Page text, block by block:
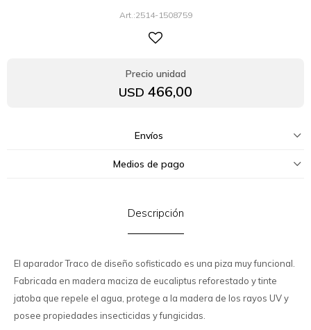
2514-1508759
USD 466,00
Envíos
Medios de pago
Descripción
El aparador Traco de diseño sofisticado es una piza muy funcional.
Fabricada en madera maciza de eucaliptus reforestado y tinte
jatoba que repele el agua, protege a la madera de los rayos UV y
posee propiedades insecticidas y fungicidas.